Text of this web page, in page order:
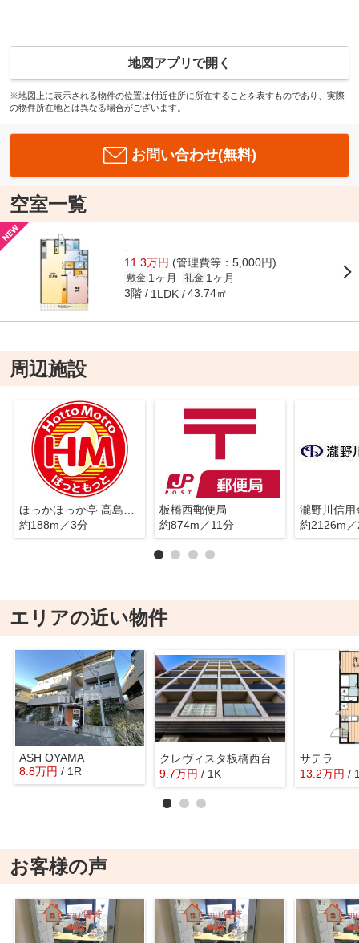
地図アプリで開く
※地図上に表示される物件の位置は付近住所に所在することを表すものであり、実際
の物件所在地とは異なる場合がございます。
お問い合わせ(無料)
空室一覧
-
11.3万円 (管理費等：5,000円)
敷金 1ヶ月 礼金 1ヶ月
3階 1LDK 43.74㎡
周辺施設
約188m／3分
板橋西郵便局
約874m／11分
約2126m
エリアの近い物件
ASH OYAMA
8.8万円 / 1R
クレヴィスタ板橋西台
9.7万円 / 1K
サテラ
13.2万円 /
お客様の声